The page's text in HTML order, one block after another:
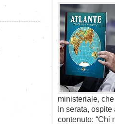
ministeriale,
In serata, ospite
contenuto: “Chi